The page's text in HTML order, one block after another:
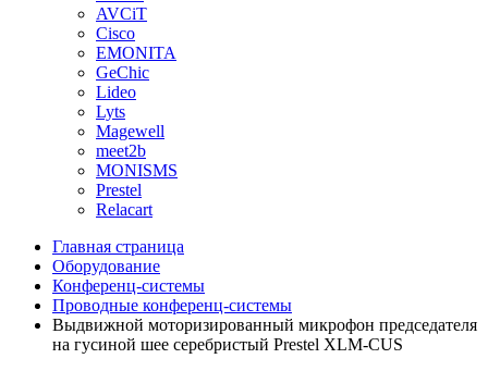
AVCiT
Cisco
EMONITA
GeChic
Lideo
Lyts
Magewell
meet2b
MONISMS
Prestel
Relacart
Главная страница
Оборудование
Конференц-системы
Проводные конференц-системы
Выдвижной моторизированный микрофон председателя
на гусиной шее серебристый Prestel XLM-CUS